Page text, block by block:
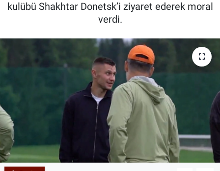
kulübü Shakhtar Donetsk’i ziyaret ederek moral
verdi.